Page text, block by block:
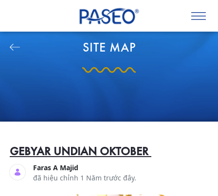
SITE MAP
GEBYAR UNDIAN OKTOBER
Faras A Majid
đã hiệu chỉnh 1 Năm trước đây.